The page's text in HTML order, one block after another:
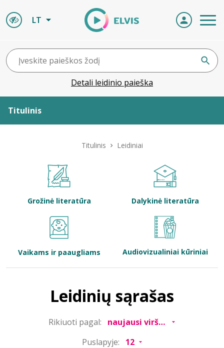
LT
Detali leidinio paieška
Titulinis
Bibliotekoms
Titulinis Leidiniai
Grožinė literatūra Dalykinė literatūra
Vaikams ir paaugliams Audiovizualiniai kūriniai
Leidinių sąrašas
Rikiuoti pagal:
Puslapyje: